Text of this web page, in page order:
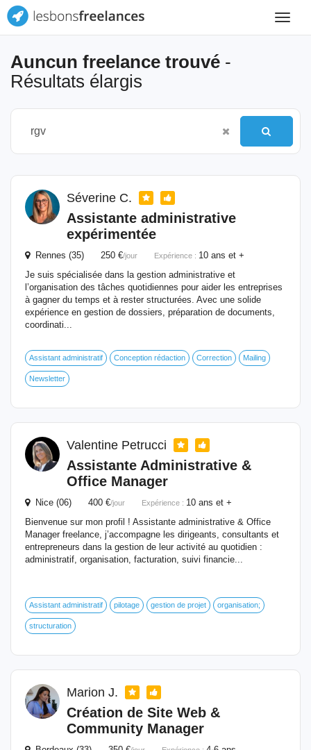
Toggle
Auncun freelance trouvé -
Résultats élargis
Séverine C.
Assistante administrative
expérimentée
Rennes (35) 250 €/jour Expérience : 10 ans et +
Je suis spécialisée dans la gestion administrative et
l’organisation des tâches quotidiennes pour aider les entreprises
à gagner du temps et à rester structurées. Avec une solide
expérience en gestion de dossiers, préparation de documents,
coordinati...
Assistant administratif Conception rédaction Correction Mailing
Newsletter
Valentine Petrucci
Assistante Administrative &
Office Manager
Nice (06) 400 €/jour Expérience : 10 ans et +
Bienvenue sur mon profil ! Assistante administrative & Office
Manager freelance, j’accompagne les dirigeants, consultants et
entrepreneurs dans la gestion de leur activité au quotidien :
administratif, organisation, facturation, suivi financie...
Assistant administratif pilotage gestion de projet organisation;
structuration
Marion J.
Création de Site Web &
Community Manager